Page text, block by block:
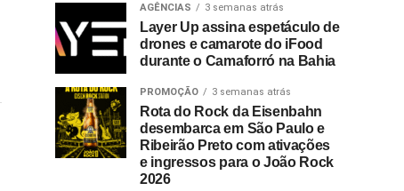
AGÊNCIAS 3 semanas atrás
Layer Up assina espetáculo de
drones e camarote do iFood
durante o Camaforró na Bahia
PROMOÇÃO 3 semanas atrás
Rota do Rock da Eisenbahn
desembarca em São Paulo e
Ribeirão Preto com ativações
e ingressos para o João Rock
2026